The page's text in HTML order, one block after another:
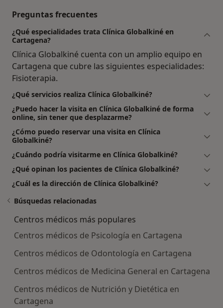
Preguntas frecuentes
¿Qué especialidades trata Clínica Globalkiné en
Cartagena?
Clínica Globalkiné cuenta con un amplio equipo en
Cartagena que cubre las siguientes especialidades:
Fisioterapia.
¿Qué servicios realiza Clínica Globalkiné?
¿Puedo hacer la visita en Clínica Globalkiné de forma
online, sin tener que desplazarme?
¿Cómo puedo reservar una visita en Clínica
Globalkiné?
¿Cuándo podría visitarme en Clínica Globalkiné?
¿Qué opinan los pacientes de Clínica Globalkiné?
¿Cuál es la dirección de Clínica Globalkiné?
Búsquedas relacionadas
Centros médicos más populares
Centros médicos de Psicología en Cartagena
Centros médicos de Odontología en Cartagena
Centros médicos de Medicina General en Cartagena
Centros médicos de Nutrición y Dietética en
Cartagena